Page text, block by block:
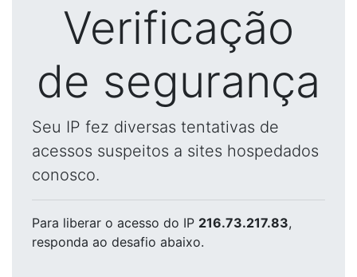
Verificação
de segurança
Seu IP fez diversas tentativas de
acessos suspeitos a sites hospedados
conosco.
Para liberar o acesso do IP 216.73.217.83,
responda ao desafio abaixo.